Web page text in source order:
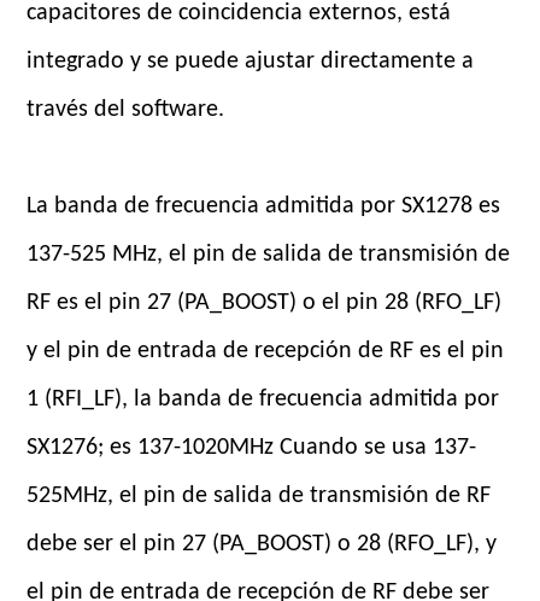
capacitores de coincidencia externos, está
integrado y se puede ajustar directamente a
través del software.
La banda de frecuencia admitida por SX1278 es
137-525 MHz, el pin de salida de transmisión de
RF es el pin 27 (PA_BOOST) o el pin 28 (RFO_LF)
y el pin de entrada de recepción de RF es el pin
1 (RFI_LF), la banda de frecuencia admitida por
SX1276; es 137-1020MHz Cuando se usa 137-
525MHz, el pin de salida de transmisión de RF
debe ser el pin 27 (PA_BOOST) o 28 (RFO_LF), y
el pin de entrada de recepción de RF debe ser